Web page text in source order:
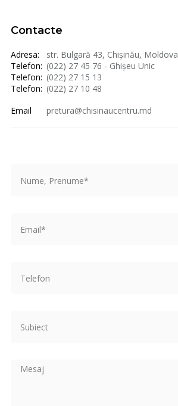
Contacte
Adresa:
str. Bulgară 43, Chișinău, Moldova
Telefon: (022) 27 45 76 - Ghișeu Unic
Telefon: (022) 27 15 13
Telefon: (022) 27 10 48
Email
pretura@chisinaucentru.md